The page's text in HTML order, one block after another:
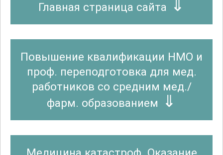
Физиотерапия
Функциональная диагностика
Энтомология
Главная страница сайта
Повышение квалификации НМО и
проф. переподготовка для мед.
работников со средним мед./
фарм. образованием